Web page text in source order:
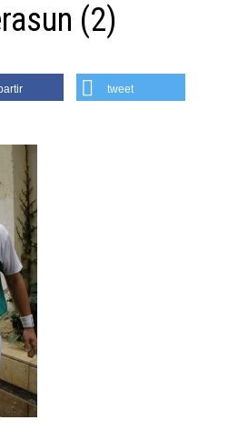
(2)
tweet